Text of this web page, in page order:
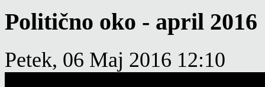
Politično oko - april 2016
Petek, 06 Maj 2016 12:10